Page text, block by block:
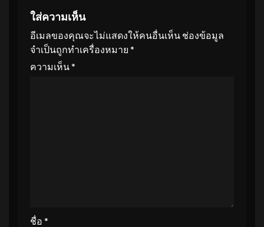
ใส่ความเห็น
อีเมลของคุณจะไม่แสดงให้คนอื่นเห็น ช่องข้อมูล
จำเป็นถูกทำเครื่องหมาย *
ความเห็น*
ชื่อ *